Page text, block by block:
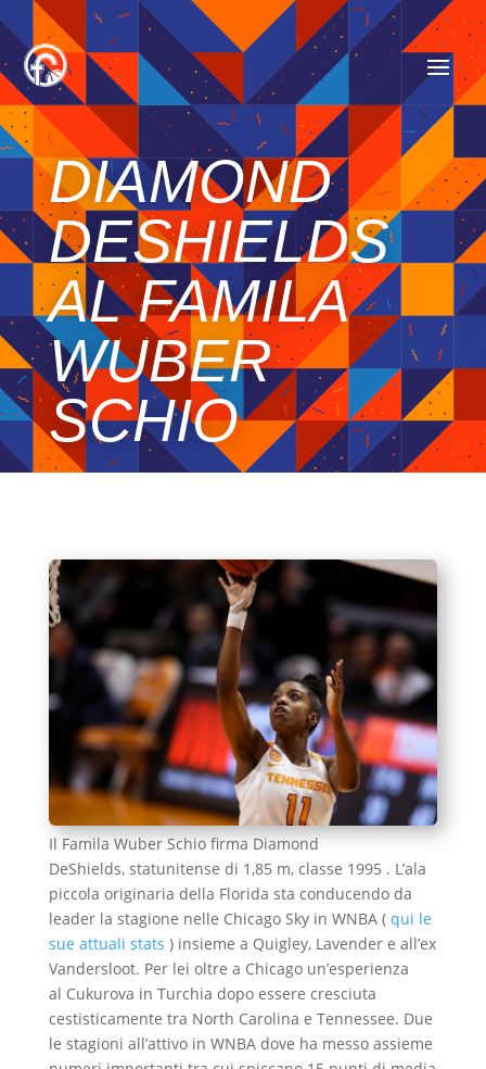
DIAMOND
DESHIELDS
AL FAMILA
WUBER
SCHIO
Il Famila Wuber Schio firma Diamond
DeShields, statunitense di 1,85 m, classe 1995 . L’ala
piccola originaria della Florida sta conducendo da
leader la stagione nelle Chicago Sky in WNBA ( qui le
sue attuali stats ) insieme a Quigley, Lavender e all’ex
Vandersloot. Per lei oltre a Chicago un’esperienza
al Cukurova in Turchia dopo essere cresciuta
cestisticamente tra North Carolina e Tennessee. Due
le stagioni all’attivo in WNBA dove ha messo assieme